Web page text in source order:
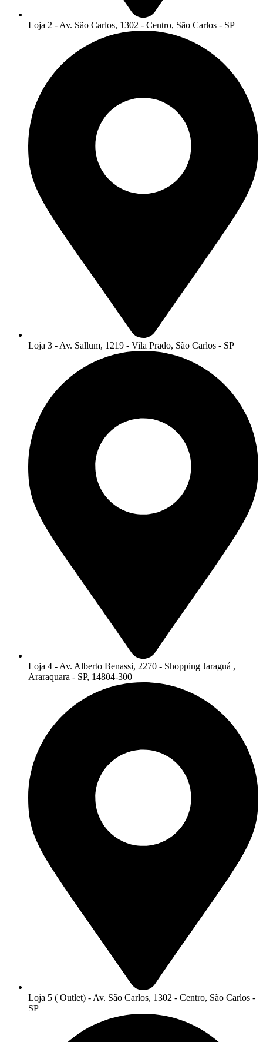
Loja 2 - Av. São Carlos, 1302 - Centro, São Carlos - SP
Loja 3 - Av. Sallum, 1219 - Vila Prado, São Carlos - SP
Loja 4 - Av. Alberto Benassi, 2270 - Shopping Jaraguá ,
Araraquara - SP, 14804-300
Loja 5 ( Outlet) - Av. São Carlos, 1302 - Centro, São Carlos -
SP